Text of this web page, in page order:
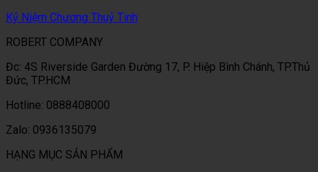
Kỷ Niệm Chương Thuỷ Tinh
ROBERT COMPANY
Đc: 4S Riverside Garden Đường 17, P. Hiệp Bình Chánh, TP.Thủ
Đức, TP.HCM
Hotline: 0888408000
Zalo: 0936135079
HẠNG MỤC SẢN PHẨM